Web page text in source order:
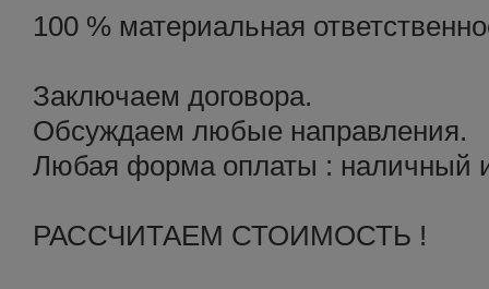
100 % материальная
Заключаем договора.
Обсуждаем любые направления.
Любая форма оплаты : наличный
РАССЧИТАЕМ СТОИМОСТЬ !